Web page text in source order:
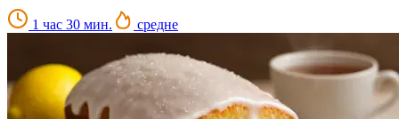
1 час 30 мин. средне